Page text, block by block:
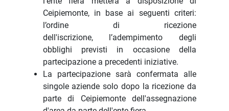
Ceipiemonte, in base ai seguenti criteri:
l’ordine di ricezione
dell'iscrizione, l’adempimento degli
obblighi previsti in occasione della
partecipazione a precedenti iniziative.
La partecipazione sarà confermata alle
singole aziende solo dopo la ricezione da
parte di Ceipiemonte dell'assegnazione